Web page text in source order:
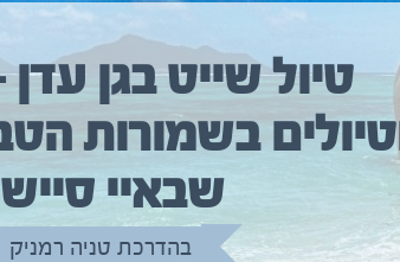
טיול שייט בגן
בשמורות
שבאיי
בהדרכת טניה רמניק